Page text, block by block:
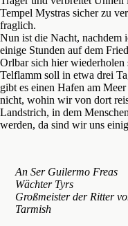
Tempel Mystras sicher zu
fraglich.
Nun ist die Nacht, nachdem
einige Stunden auf dem
Orlbar sich hier wiederholen
Telflamm soll in etwa drei
gibt es einen Hafen am
nicht, wohin wir von dort
Landstrich, in dem
werden, da sind wir uns
An Ser Guilermo Freas
Wächter Tyrs
Großmeister der Ritter
Tarmish